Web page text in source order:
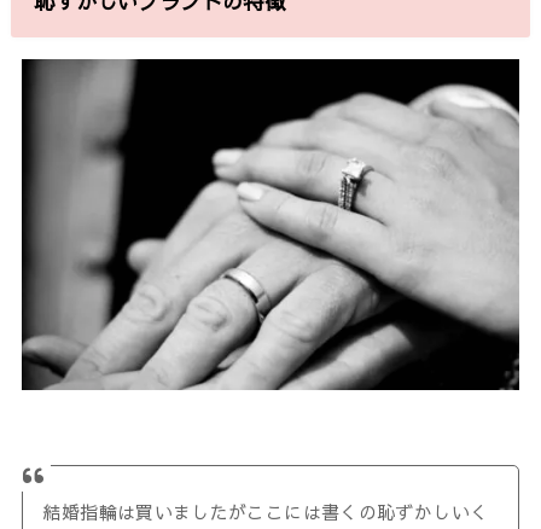
結婚指輪は買いましたがここには書くの恥ずかしいく